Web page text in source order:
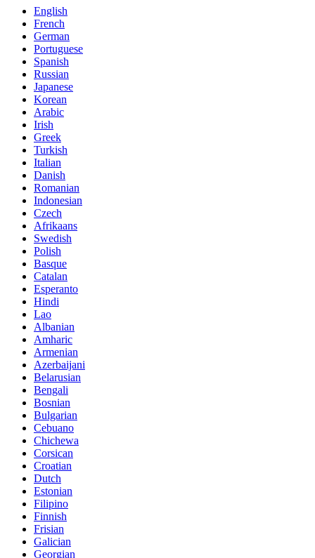
English
French
German
Portuguese
Spanish
Russian
Japanese
Korean
Arabic
Irish
Greek
Turkish
Italian
Danish
Romanian
Indonesian
Czech
Afrikaans
Swedish
Polish
Basque
Catalan
Esperanto
Hindi
Lao
Albanian
Amharic
Armenian
Azerbaijani
Belarusian
Bengali
Bosnian
Bulgarian
Cebuano
Chichewa
Corsican
Croatian
Dutch
Estonian
Filipino
Finnish
Frisian
Galician
Georgian